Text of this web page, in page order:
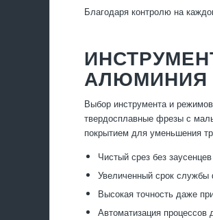
Благодаря контролю на
АЛЮМИНИЯ
Выбор инструмента и
твердосплавные фрезы с
покрытием для уменьшения
Чистый срез без
Увеличенный срок службы
Высокая точность даже
Автоматизация процессов